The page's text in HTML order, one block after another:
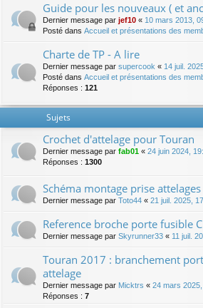
Guide pour les nouveaux ( et
Dernier message par jef10 « 10 mars 2013,
Posté dans Accueil et présentations des
Charte de TP - A lire
Dernier message par supercook « 14 juil.
Posté dans Accueil et présentations des
Réponses : 121
Sujets
Crochet d'attelage pour Touran
Dernier message par fab01 « 24 juin 2024,
Réponses : 1300
Schéma montage prise attelages
Dernier message par Toto44 « 21 juil. 2025,
Reference broche porte fusible C
Dernier message par Skyrunner33 « 11 juil.
Touran 2017 : branchement
attelage
Dernier message par Micktrs « 24 mars
Réponses : 7